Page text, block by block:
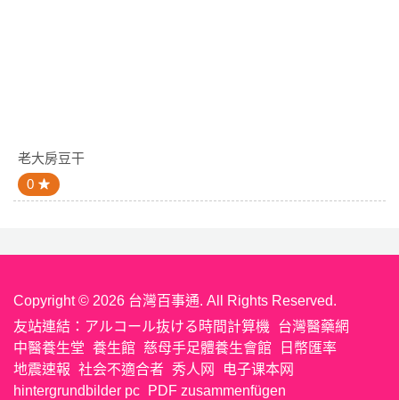
老大房豆干
0
Copyright © 2026 台灣百事通. All Rights Reserved.
友站連結： アルコール抜ける時間計算機
台灣醫藥網
中醫養生堂 養生館 慈母手足體養生會館
日幣匯率
地震速報 社会不適合者 秀人网
电子课本网
hintergrundbilder pc
PDF zusammenfügen